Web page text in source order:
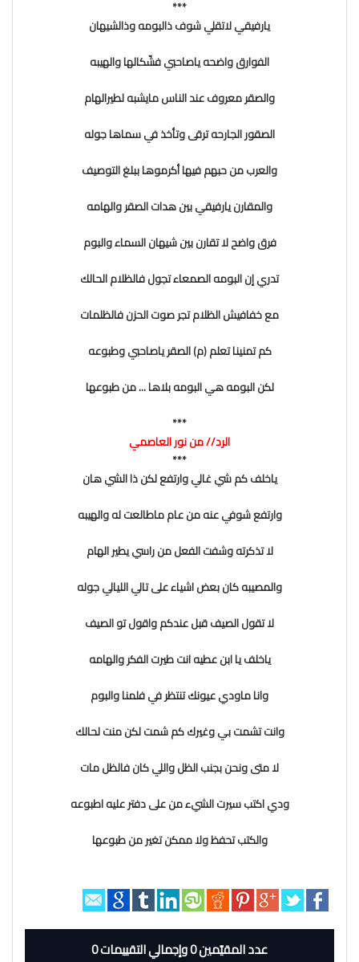
***
يارفيقي لاتقلي شوف ذالبومه وذالشيهان
الفوارق واضحه ياصاحبي فشّكالها والهيبه
والصقر معروف عند الناس مايشبه لطيرالهام
الصقور الجارحه ترقى وتأخذ في سماها جوله
والعرب من حبهم فيها أكرموها ببلغ التوصيف
والمقارن يارفيقي بين هدات الصقر والهامه
فرق واضح لا تقارن بين شيهان السماء والبوم
تدري إن البومه الصمعاء تجول فالظلام الحالك
مع خفافيش الظلام تجر صوت الحزن فالظلمات
كم تمنينا تعلم (م) الصقر ياصاحبي وطبوعه
لكن البومه هي البومه بلاها ... من طبوعها
***
الرد// من نور العاصمي
***
ياخلف كم شي غالي وارتفع لكن ذا الشي هان
وارتفع شوفي عنه من عام ماطالعت له والهيبه
لا تذكرته وشفت الفعل من راسي يطير الهام
والمصيبه كان بعض اشياء على تالي الليالي جوله
لا تقول الصيف قبل عندكم واقول تو الصيف
ياخلف يا ابن عطيه انت طيرت الفكر والهامه
وانا ماودي عيونك تنتظر في فلمنا والبوم
وانت تشمت بي وغيرك كم شمت لكن منت لحالك
لا متى ونحن بجنب الظل واللي كان فالظل مات
ودي اكتب سيرت الشيء من على دفتر عليه اطبوعه
والكتب تحفظ ولا ممكن تغير من طبوعها
عدد المقيّمين 0 وإجمالي التقييمات 0